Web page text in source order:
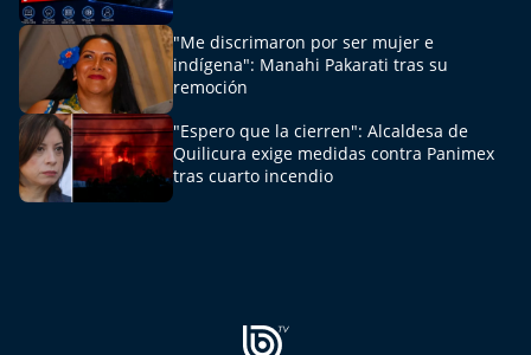
Reto Inmobiliario
Punto de Encuentro
Yo invito
"Me discrimaron por ser mujer e
indígena": Manahi Pakarati tras su
remoción
"Espero que la cierren": Alcaldesa de
Quilicura exige medidas contra Panimex
tras cuarto incendio